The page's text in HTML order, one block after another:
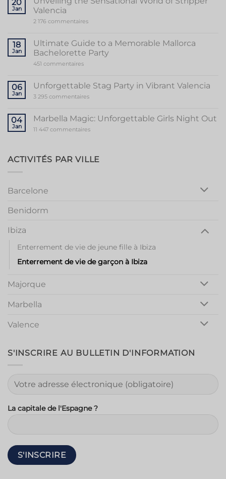
20
Jan
Valencia
2 176 commentairessur
Sensational
World
of
18
Jan
Ultimate Guide to a Memorable Mallorca
Bachelorette Party
451 commentairessur
to
a
Memorable
Party
06
Jan
Unforgettable Stag Party in Vibrant Valencia
3 295 commentairessur
Party
in
Vibrant
04
Jan
Marbella Magic: Unforgettable Girls Night Out
11 447 commentairessur
Girls
Night
ACTIVITÉS PAR VILLE
Barcelone
Benidorm
Ibiza
Enterrement de vie de jeune fille à Ibiza
Enterrement de vie de garçon à Ibiza
Majorque
Marbella
Valence
S'INSCRIRE AU BULLETIN D'INFORMATION
La capitale de l'Espagne ?